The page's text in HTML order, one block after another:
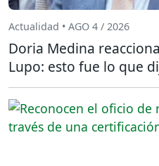
Actualidad • AGO 4 / 2026
Doria Medina
Lupo: esto fue lo que